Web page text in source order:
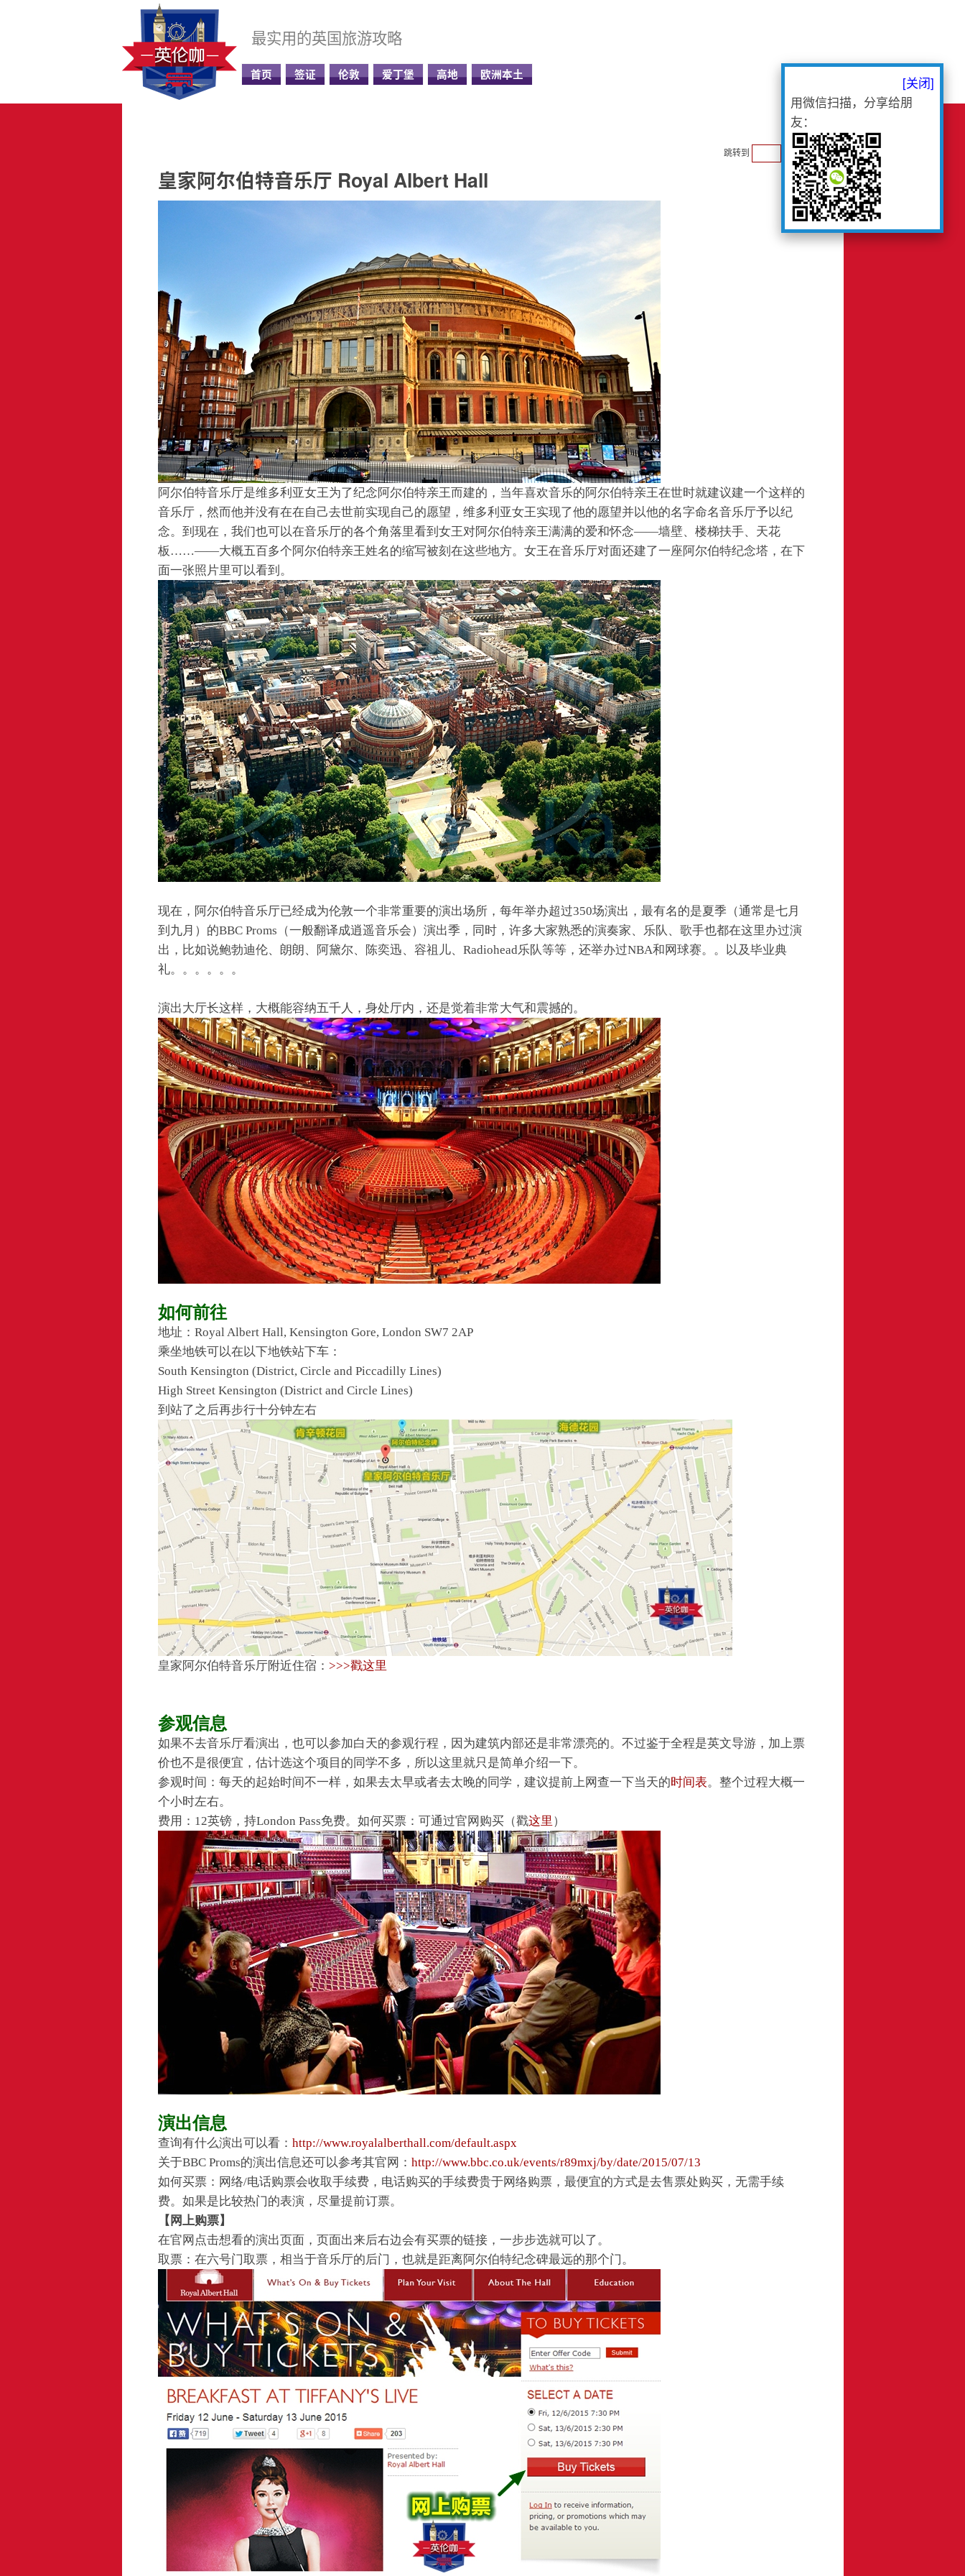
最实用的英国旅游攻略
首页 签证 伦敦 爱丁堡 高地 欧洲本土
收藏
跳转到
皇家阿尔伯特音乐厅 Royal Albert Hall
阿尔伯特音乐厅是维多利亚女王为了纪念阿尔伯特亲王而建的，当年喜欢音乐的阿尔伯特亲王在世时就建议建一个这样的
音乐厅，然而他并没有在在自己去世前实现自己的愿望，维多利亚女王实现了他的愿望并以他的名字命名音乐厅予以纪
念。到现在，我们也可以在音乐厅的各个角落里看到女王对阿尔伯特亲王满满的爱和怀念——墙壁、楼梯扶手、天花
板……——大概五百多个阿尔伯特亲王姓名的缩写被刻在这些地方。女王在音乐厅对面还建了一座阿尔伯特纪念塔，在下
面一张照片里可以看到。
现在，阿尔伯特音乐厅已经成为伦敦一个非常重要的演出场所，每年举办超过350场演出，最有名的是夏季（通常是七月
到九月）的BBC Proms（一般翻译成逍遥音乐会）演出季，同时，许多大家熟悉的演奏家、乐队、歌手也都在这里办过演
出，比如说鲍勃迪伦、朗朗、阿黛尔、陈奕迅、容祖儿、Radiohead乐队等等，还举办过NBA和网球赛。。以及毕业典
礼。。。。。。
演出大厅长这样，大概能容纳五千人，身处厅内，还是觉着非常大气和震撼的。
如何前往
地址：Royal Albert Hall, Kensington Gore, London SW7 2AP
乘坐地铁可以在以下地铁站下车：
South Kensington (District, Circle and Piccadilly Lines)
High Street Kensington (District and Circle Lines)
到站了之后再步行十分钟左右
皇家阿尔伯特音乐厅附近住宿： >>>戳这里
参观信息
如果不去音乐厅看演出，也可以参加白天的参观行程，因为建筑内部还是非常漂亮的。不过鉴于全程是英文导游，加上票
价也不是很便宜，估计选这个项目的同学不多，所以这里就只是简单介绍一下。
参观时间：每天的起始时间不一样，如果去太早或者去太晚的同学，建议提前上网查一下当天的时间表。整个过程大概一
个小时左右。
费用：12英镑，持London Pass免费。如何买票：可通过官网购买（戳这里 ）
演出信息
查询有什么演出可以看： http://www.royalalberthall.com/default.aspx
关于BBC Proms的演出信息还可以参考其官网： http://www.bbc.co.uk/events/r89mxj/by/date/2015/07/13
如何买票：网络/电话购票会收取手续费，电话购买的手续费贵于网络购票，最便宜的方式是去售票处购买，无需手续
费。如果是比较热门的表演，尽量提前订票。
【网上购票】
在官网点击想看的演出页面，页面出来后右边会有买票的链接，一步步选就可以了。
取票：在六号门取票，相当于音乐厅的后门，也就是距离阿尔伯特纪念碑最远的那个门。
[关闭]
用微信扫描，分享给朋
友：